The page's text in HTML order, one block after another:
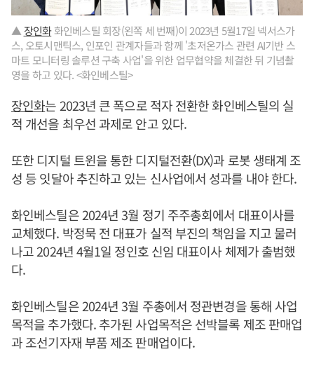
▲ 장인화화인베스틸 회장(왼쪽 세 번째)이 2023년 5월17일 넥서스가
스, 오토시맨틱스, 인포인 관계자들과 함께 '초저온가스 관련 AI기반 스
마트 모니터링 솔루션 구축 사업'을 위한 업무협약을 체결한 뒤 기념촬
영을 하고 있다. <화인베스틸>
장인화는 2023년 큰 폭으로 적자 전환한 화인베스틸의 실
적 개선을 최우선 과제로 안고 있다.
또한 디지털 트윈을 통한 디지털전환(DX)과 로봇 생태계 조
성 등 잇달아 추진하고 있는 신사업에서 성과를 내야 한다.
화인베스틸은 2024년 3월 정기 주주총회에서 대표이사를
교체했다. 박정묵 전 대표가 실적 부진의 책임을 지고 물러
나고 2024년 4월1일 정인호 신임 대표이사 체제가 출범했
다.
화인베스틸은 2024년 3월 주총에서 정관변경을 통해 사업
목적을 추가했다. 추가된 사업목적은 선박블록 제조 판매업
과 조선기자재 부품 제조 판매업이다.